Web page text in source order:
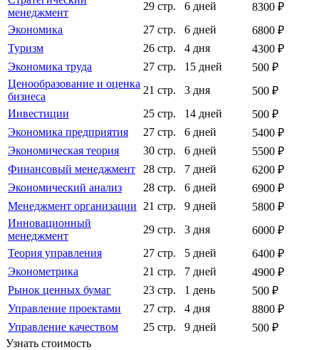
менеджмент
29 стр. 6 дней
8300 ₽
Экономика
27 стр. 6 дней
6800 ₽
Туризм
26 стр. 4 дня
4300 ₽
Экономика труда
27 стр. 15 дней
500 ₽
Ценообразование и оценка
бизнеса
21 стр. 3 дня
500 ₽
Инвестиции
25 стр. 14 дней
500 ₽
Экономика предприятия
27 стр. 6 дней
5400 ₽
Экономическая теория
30 стр. 6 дней
5500 ₽
Финансовый менеджмент
28 стр. 7 дней
6200 ₽
Экономический анализ
28 стр. 6 дней
6900 ₽
Менеджмент организации
21 стр. 9 дней
5800 ₽
Инновационный
менеджмент
29 стр. 3 дня
6000 ₽
Теория управления
27 стр. 5 дней
6400 ₽
Эконометрика
21 стр. 7 дней
4900 ₽
Рынок ценных бумаг
23 стр. 1 день
500 ₽
Управление проектами
27 стр. 4 дня
8800 ₽
Управление качеством
25 стр. 9 дней
500 ₽
Узнать стоимость